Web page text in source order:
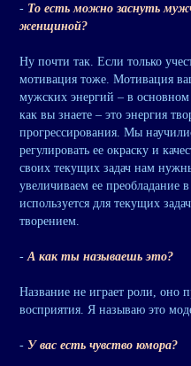
- То есть можно заснуть
женщиной?
Ну почти так. Если только
мотивация тоже. Мотивация
мужских энергий – в основном
как вы знаете – это энергия
прогрессирования. Мы
регулировать ее окраску и
своих текущих задач нам
увеличиваем ее преобладание
используется для текущих
творением.
- А как ты называешь это?
Название не играет роли, оно
восприятия. Я называю это
- У вас есть чувство юмора?